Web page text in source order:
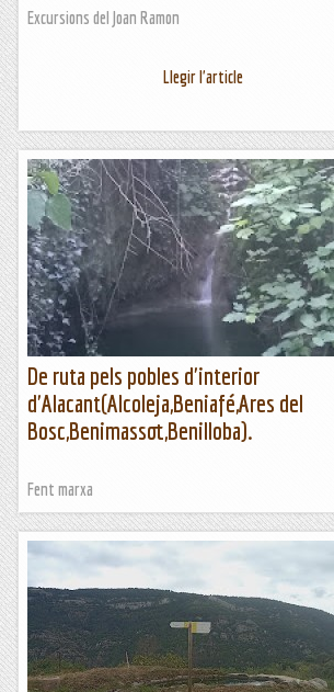
Excursions del Joan Ramon
Llegir l'article
De ruta pels pobles d'interior
d'Alacant(Alcoleja,Beniafé,Ares del
Bosc,Benimassot,Benilloba).
Fent marxa